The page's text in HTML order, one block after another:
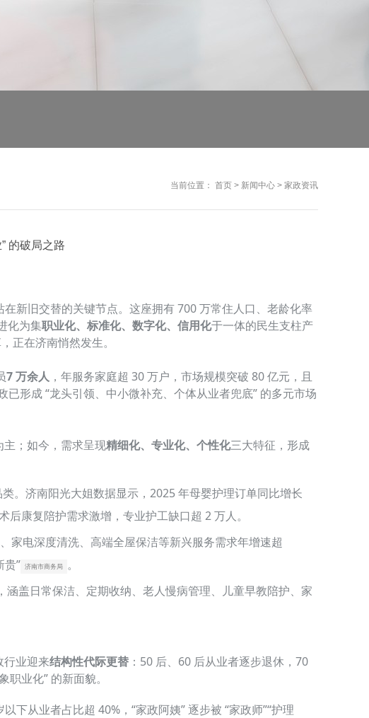
当前位置： 首页 > 新闻中心 > 家政资讯
的破局之路
新旧交替的关键节点。这座拥有 700 万常住人口、老龄化率
化为集职业化、标准化、数字化、信用化于一体的民生支柱产
正在济南悄然发生。
7 万余人 ，年服务家庭超 30 万户，市场规模突破 80 亿元，且
形成 “龙头引领、中小微补充、个体从业者兜底” 的多元市场
主；如今，需求呈现精细化、专业化、个性化三大特征，形成
。济南阳光大姐数据显示，2025 年母婴护理订单同比增长
康复陪护需求激增，专业护工缺口超 2 万人。
家电深度清洗、高端全屋保洁等新兴服务需求年增速超
贵” 济南市商务局 。
盖日常保洁、定期收纳、老人慢病管理、儿童早教陪护、家
行业迎来结构性代际更替 ：50 后、60 后从业者逐步退休，70
业化” 的新面貌。
从业者占比超 40%，“家政阿姨” 逐步被 “家政师”“护理